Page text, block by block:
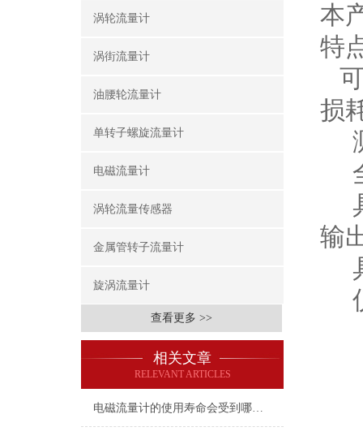
涡轮流量计
涡街流量计
油腰轮流量计
单转子螺旋流量计
电磁流量计
涡轮流量传感器
金属管转子流量计
旋涡流量计
查看更多 >>
相关文章
RELEVANT ARTICLES
电磁流量计的使用寿命会受到哪些因素的影响呢？
本
特
损
输